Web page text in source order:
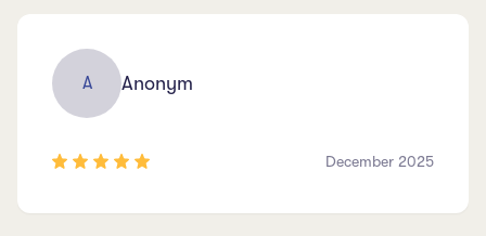
A Anonym
December 2025